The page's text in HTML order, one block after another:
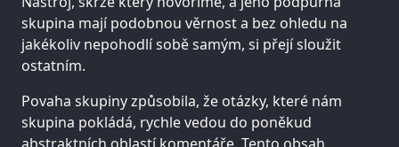
skupina mají podobnou věrnost a bez ohledu na
jakékoliv nepohodlí sobě samým, si přejí sloužit
ostatním.
Povaha skupiny způsobila, že otázky, které nám
skupina pokládá, rychle vedou do poněkud
abstraktních oblastí komentáře. Tento obsah